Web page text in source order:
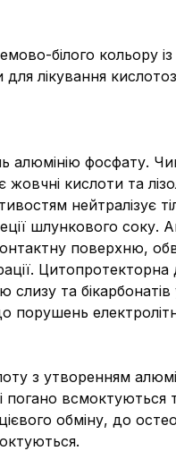
білого кольору
для лікування
алюмінію фосфату.
жовчні кислоти та
нейтралізує
шлункового
поверхню,
та
з утворенням
погано
обміну, до